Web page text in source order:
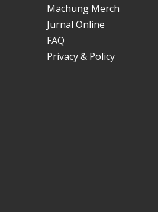
Machung Merch
Jurnal Online
FAQ
Privacy & Policy